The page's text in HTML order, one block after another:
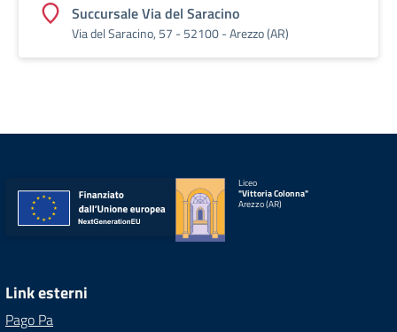
Succursale Via del Saracino
Via del Saracino, 57 - 52100 - Arezzo (AR)
Liceo
"Vittoria Colonna"
Arezzo (AR)
Link esterni
Pago Pa